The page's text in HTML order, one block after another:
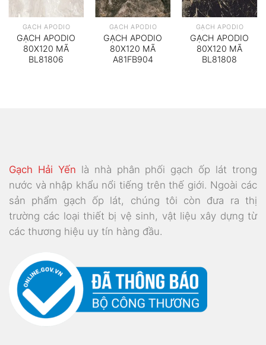
GẠCH APODIO
GẠCH APODIO
80X120 MÃ
BL81806
GẠCH APODIO
GẠCH APODIO
80X120 MÃ
A81FB904
GẠCH APODIO
GẠCH APODIO
80X120 MÃ
BL81808
Gạch Hải Yến là nhà phân phối gạch ốp lát trong
nước và nhập khẩu nổi tiếng trên thế giới. Ngoài các
sản phẩm gạch ốp lát, chúng tôi còn đưa ra thị
trường các loại thiết bị vệ sinh, vật liệu xây dựng từ
các thương hiệu uy tín hàng đầu.